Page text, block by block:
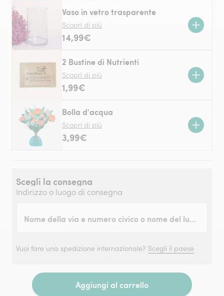
Vaso in vetro trasparente
Scopri di più
14,99€
2 Bustine di Nutrienti
Scopri di più
1,99€
Bolla d'acqua
Scopri di più
3,99€
Scegli la consegna
Indirizzo o luogo di consegna
Nome della via e numero civico o nome del luogo
Vuoi fare una spedizione internazionale? Scegli il paese
Aggiungi al carrello